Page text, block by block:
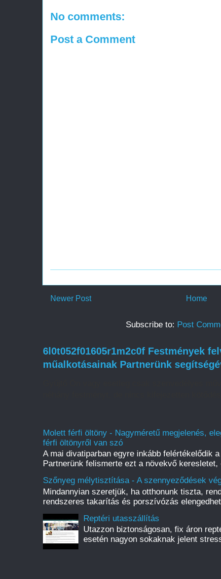
No comments:
Post a Comment
Newer Post Home
Subscribe to: Post
6l0t052f01605r1m2c0f Festmények
műalkotásainak Partnerünk
Molett férfi öltöny - Nagyméretű megjelenés,
férfi öltönyről van szó
A mai divatiparban egyre inkább felértékelődik
Partnerünk felismerte ezt a növekvő
Szőnyeg mélytisztítása - A szennyeződések
Mindannyian szeretjük, ha otthonunk tiszta,
rendszeres takarítás és porszívózás
Reptéri utasszállítás
Utazzon biztonságosan, fix áron
esetén nagyon sokaknak jelent